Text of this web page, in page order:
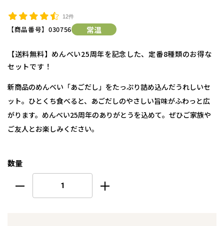
12件
【商品番号】 030756 常温
【送料無料】めんべい25周年を記念した、定番8種類のお得な
セットです！
新商品のめんべい「あごだし」をたっぷり詰め込んだうれしいセ
ット。ひとくち食べると、あごだしのやさしい旨味がふわっと広
がります。めんべい25周年のありがとうを込めて。ぜひご家族や
ご友人とお楽しみください。
数量